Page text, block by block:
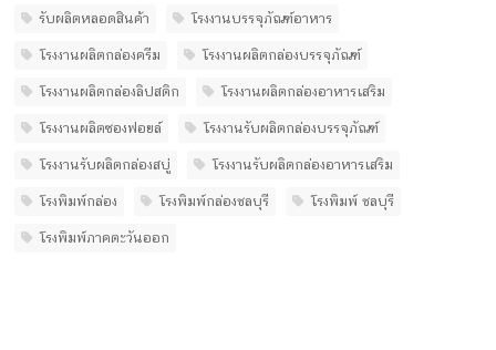
รับผลิตหลอดสินค้า โรงงานบรรจุภัณฑ์อาหาร
โรงงานผลิตกล่องครีม โรงงานผลิตกล่องบรรจุภัณฑ์
โรงงานผลิตกล่องลิปสติก โรงงานผลิตกล่องอาหารเสริม
โรงงานผลิตซองฟอยล์ โรงงานรับผลิตกล่องบรรจุภัณฑ์
โรงงานรับผลิตกล่องสบู่ โรงงานรับผลิตกล่องอาหารเสริม
โรงพิมพ์กล่อง โรงพิมพ์กล่องชลบุรี โรงพิมพ์ ชลบุรี
โรงพิมพ์ภาคตะวันออก